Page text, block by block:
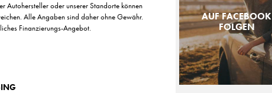
Autohersteller oder unserer Standorte können
Alle Angaben sind daher ohne Gewähr.
Finanzierungs-Angebot.
AUF FACEBOOK
FOLGEN